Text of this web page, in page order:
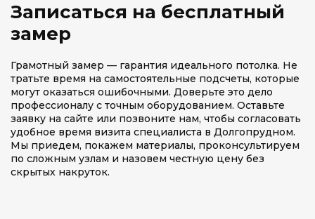
Записаться на бесплатный
замер
Грамотный замер — гарантия идеального потолка. Не
тратьте время на самостоятельные подсчеты, которые
могут оказаться ошибочными. Доверьте это дело
профессионалу с точным оборудованием. Оставьте
заявку на сайте или позвоните нам, чтобы согласовать
удобное время визита специалиста в Долгопрудном.
Мы приедем, покажем материалы, проконсультируем
по сложным узлам и назовем честную цену без
скрытых накруток.